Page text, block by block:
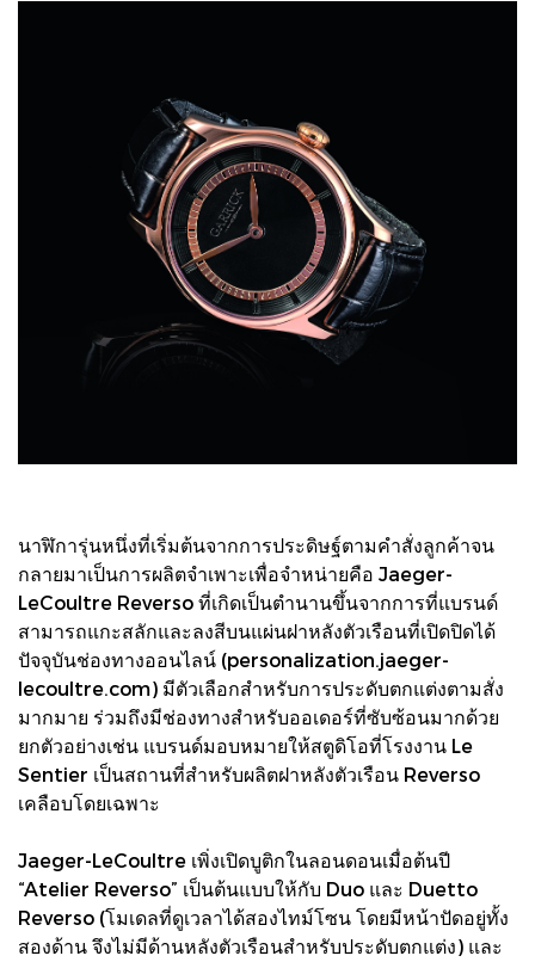
นาฬิการุ่นหนึ่งที่เริ่มต้นจากการประดิษฐ์ตามคำสั่งลูกค้าจน
กลายมาเป็นการผลิตจำเพาะเพื่อจำหน่ายคือ Jaeger-
LeCoultre Reverso ที่เกิดเป็นตำนานขึ้นจากการที่แบรนด์
สามารถแกะสลักและลงสีบนแผ่นฝาหลังตัวเรือนที่เปิดปิดได้
ปัจจุบันช่องทางออนไลน์ (personalization.jaeger-
lecoultre.com) มีตัวเลือกสำหรับการประดับตกแต่งตามสั่ง
มากมาย ร่วมถึงมีช่องทางสำหรับออเดอร์ที่ซับซ้อนมากด้วย
ยกตัวอย่างเช่น แบรนด์มอบหมายให้สตูดิโอที่โรงงาน Le
Sentier เป็นสถานที่สำหรับผลิตฝาหลังตัวเรือน Reverso
เคลือบโดยเฉพาะ
Jaeger-LeCoultre เพิ่งเปิดบูติกในลอนดอนเมื่อต้นปี
“Atelier Reverso” เป็นต้นแบบให้กับ Duo และ Duetto
Reverso (โมเดลที่ดูเวลาได้สองไทม์โซน โดยมีหน้าปัดอยู่ทั้ง
สองด้าน จึงไม่มีด้านหลังตัวเรือนสำหรับประดับตกแต่ง) และ